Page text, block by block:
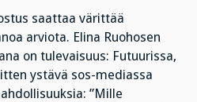
saattaa värittää
arviota. Elina Ruohosen
on tulevaisuus: Futuurissa,
ystävä sos-mediassa
”Mille